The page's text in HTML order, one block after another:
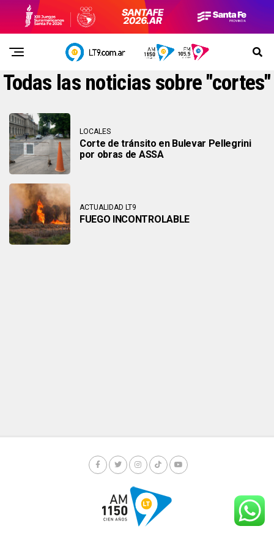
Todas las noticias sobre "cortes"
LOCALES
Corte de tránsito en Bulevar Pellegrini
por obras de ASSA
ACTUALIDAD LT9
FUEGO INCONTROLABLE